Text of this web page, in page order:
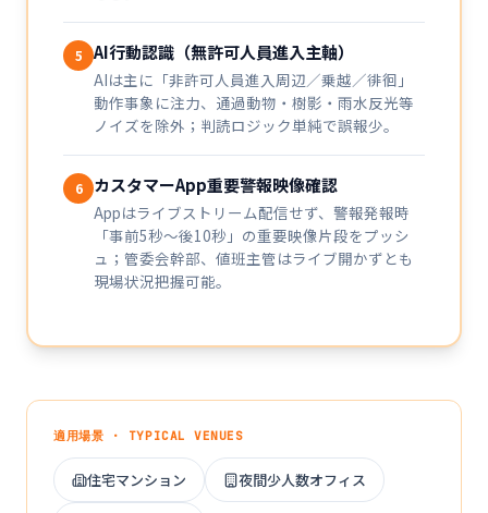
5 AI行動認識（無許可人員進入主軸）
AIは主に「非許可人員進入周辺／乗越／徘徊」
動作事象に注力、通過動物・樹影・雨水反光等
ノイズを除外；判読ロジック単純で誤報少。
6 カスタマーApp重要警報映像確認
Appはライブストリーム配信せず、警報発報時
「事前5秒～後10秒」の重要映像片段をプッシ
ュ；管委会幹部、値班主管はライブ開かずとも
現場状況把握可能。
適用場景 · TYPICAL VENUES
住宅マンション 夜間少人数オフィス